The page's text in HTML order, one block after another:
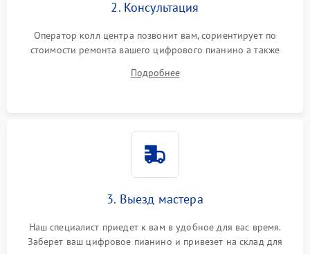
2. Консультация
Оператор колл центра позвонит вам, сориентирует по
стоимости ремонта вашего цифрового пианино а также
Подробнее
3. Выезд мастера
Наш специалист приедет к вам в удобное для вас время.
Заберет ваш цифровое пианино и привезет на склад для